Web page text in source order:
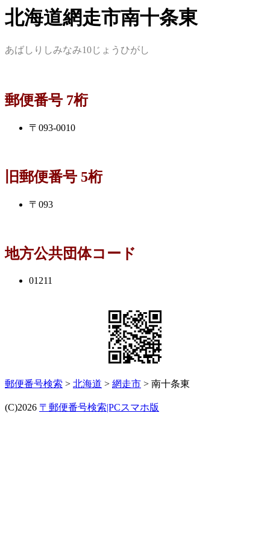
北海道網走市南十条東
あばしりしみなみ10じょうひがし
郵便番号 7桁
〒093-0010
旧郵便番号 5桁
〒093
地方公共団体コード
01211
郵便番号検索 > 北海道 > 網走市 > 南十条東
(C)2026 〒郵便番号検索|PCスマホ版